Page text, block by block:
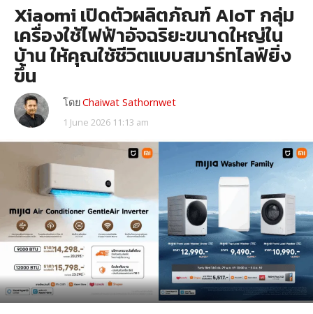
Xiaomi เปิดตัวผลิตภัณฑ์ AIoT กลุ่ม
เครื่องใช้ไฟฟ้าอัจฉริยะขนาดใหญ่ใน
บ้าน ให้คุณใช้ชีวิตแบบสมาร์ทไลฟ์ยิ่ง
ขึ้น
โดยChaiwat Sathornwet
1 June 2026 11:13 am